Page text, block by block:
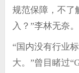
规范保障，不了
入？”李林无奈。
“国内没有行业
大。”曾目睹过